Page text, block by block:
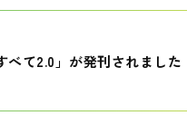
べて2.0」が発刊されました